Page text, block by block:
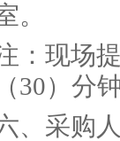
。
：现场
（30）分
、采购